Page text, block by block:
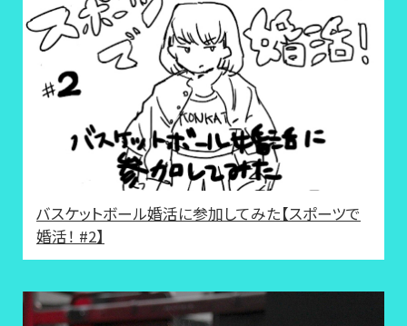
バスケットボール婚活に参加してみた【スポーツで
婚活！ #2】